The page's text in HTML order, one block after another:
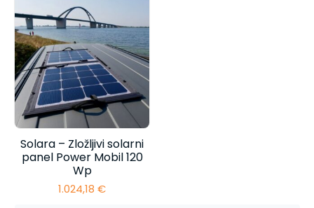
Solara – Zložljivi solarni
panel Power Mobil 120
Wp
1.024,18 €